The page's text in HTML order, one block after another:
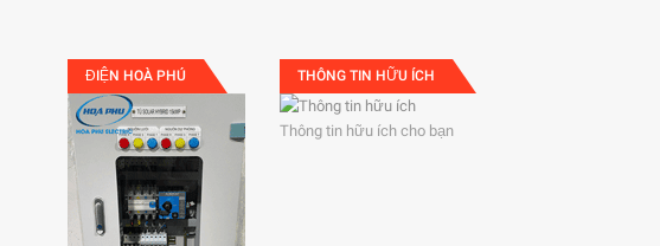
ĐIỆN HOÀ PHÚ THÔNG TIN HỮU ÍCH
Thông tin hữu ích cho bạn